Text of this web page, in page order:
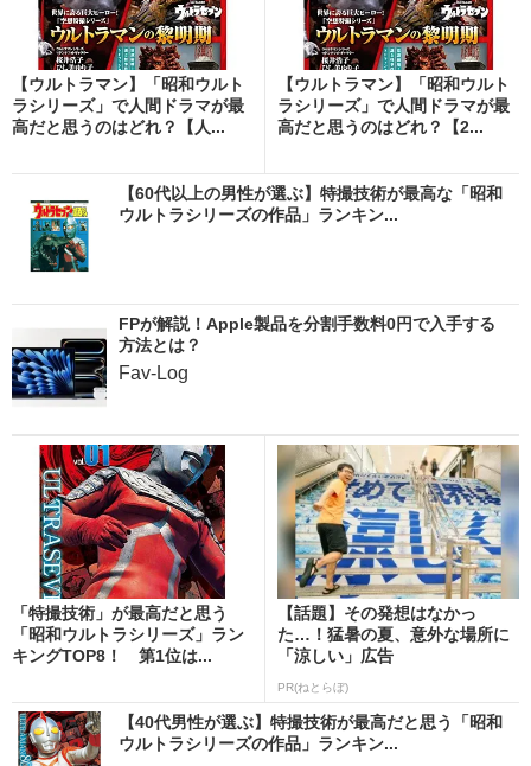
【ウルトラマン】「昭和ウルト
ラシリーズ」で人間ドラマが最
高だと思うのはどれ？【人...
【ウルトラマン】「昭和ウルト
ラシリーズ」で人間ドラマが最
高だと思うのはどれ？【2...
【60代以上の男性が選ぶ】特撮技術が最高な「昭和
ウルトラシリーズの作品」ランキン...
FPが解説！Apple製品を分割手数料0円で入手する
方法とは？
Fav-Log
「特撮技術」が最高だと思う
「昭和ウルトラシリーズ」ラン
キングTOP8！ 第1位は...
【話題】その発想はなかっ
た…！猛暑の夏、意外な場所に
「涼しい」広告
PR(ねとらぼ)
【40代男性が選ぶ】特撮技術が最高だと思う「昭和
ウルトラシリーズの作品」ランキン...